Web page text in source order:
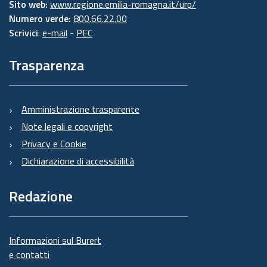
Sito web: www.regione.emilia-romagna.it/urp/
Numero verde: 800.66.22.00
Scrivici: e-mail - PEC
Trasparenza
Amministrazione trasparente
Note legali e copyright
Privacy e Cookie
Dichiarazione di accessibilità
Redazione
Informazioni sul Burert
e contatti